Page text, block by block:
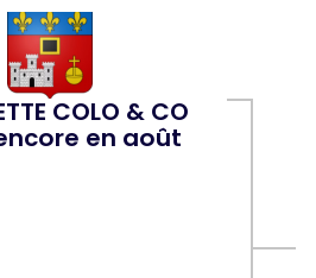
COLO & CO
en août